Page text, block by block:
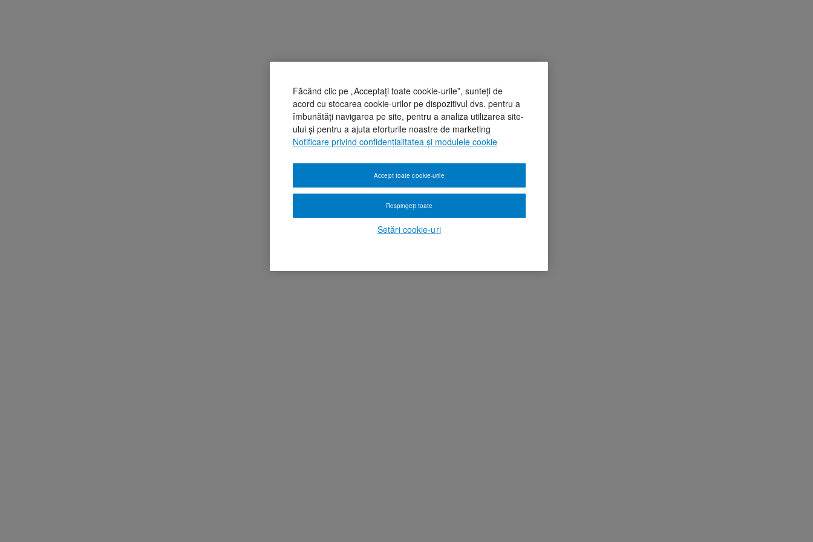
Făcând clic pe „Acceptați toate cookie-urile”, sunteți de
acord cu stocarea cookie-urilor pe dispozitivul dvs. pentru a
îmbunătăți navigarea pe site, pentru a analiza utilizarea site-
ului și pentru a ajuta eforturile noastre de marketing
Notificare privind confidențialitatea și modulele cookie
Setări cookie-uri
Respingeți toate
Accept toate cookie-urile